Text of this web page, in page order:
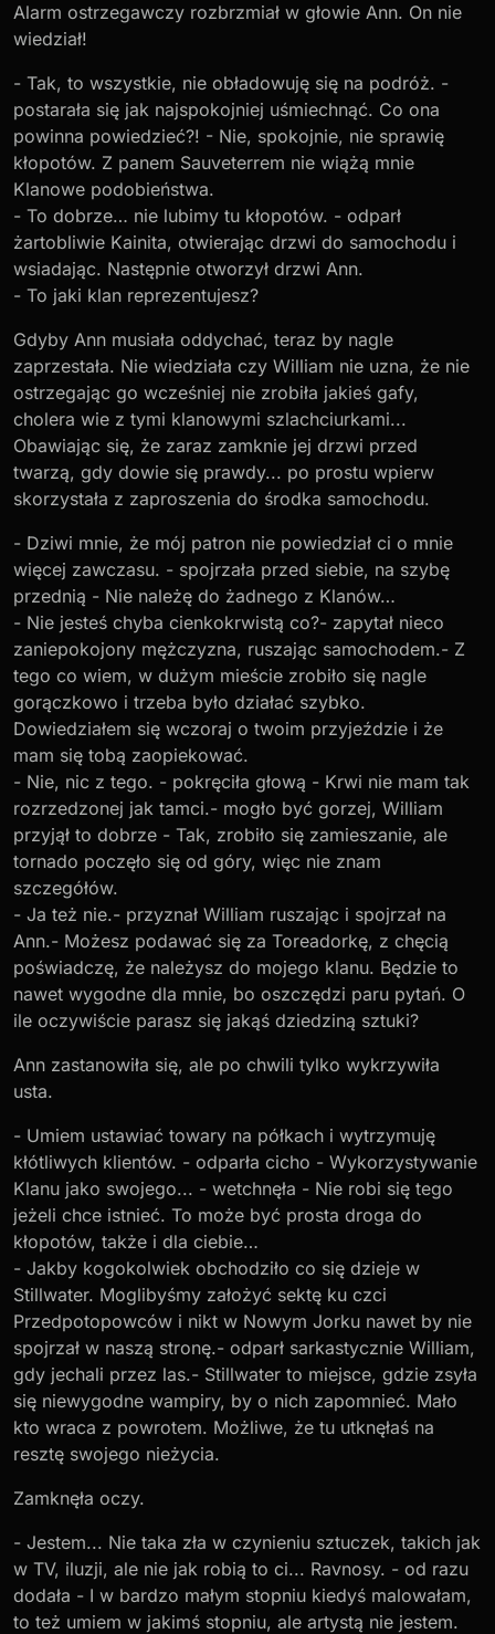
Alarm ostrzegawczy rozbrzmiał w głowie Ann. On nie
wiedział!
- Tak, to wszystkie, nie obładowuję się na podróż. -
postarała się jak najspokojniej uśmiechnąć. Co ona
powinna powiedzieć?! - Nie, spokojnie, nie sprawię
kłopotów. Z panem Sauveterrem nie wiążą mnie
Klanowe podobieństwa.
- To dobrze… nie lubimy tu kłopotów. - odparł
żartobliwie Kainita, otwierając drzwi do samochodu i
wsiadając. Następnie otworzył drzwi Ann.
- To jaki klan reprezentujesz?
Gdyby Ann musiała oddychać, teraz by nagle
zaprzestała. Nie wiedziała czy William nie uzna, że nie
ostrzegając go wcześniej nie zrobiła jakieś gafy,
cholera wie z tymi klanowymi szlachciurkami...
Obawiając się, że zaraz zamknie jej drzwi przed
twarzą, gdy dowie się prawdy... po prostu wpierw
skorzystała z zaproszenia do środka samochodu.
- Dziwi mnie, że mój patron nie powiedział ci o mnie
więcej zawczasu. - spojrzała przed siebie, na szybę
przednią - Nie należę do żadnego z Klanów…
- Nie jesteś chyba cienkokrwistą co?- zapytał nieco
zaniepokojony mężczyzna, ruszając samochodem.- Z
tego co wiem, w dużym mieście zrobiło się nagle
gorączkowo i trzeba było działać szybko.
Dowiedziałem się wczoraj o twoim przyjeździe i że
mam się tobą zaopiekować.
- Nie, nic z tego. - pokręciła głową - Krwi nie mam tak
rozrzedzonej jak tamci.- mogło być gorzej, William
przyjął to dobrze - Tak, zrobiło się zamieszanie, ale
tornado poczęło się od góry, więc nie znam
szczegółów.
- Ja też nie.- przyznał William ruszając i spojrzał na
Ann.- Możesz podawać się za Toreadorkę, z chęcią
poświadczę, że należysz do mojego klanu. Będzie to
nawet wygodne dla mnie, bo oszczędzi paru pytań. O
ile oczywiście parasz się jakąś dziedziną sztuki?
Ann zastanowiła się, ale po chwili tylko wykrzywiła
usta.
- Umiem ustawiać towary na półkach i wytrzymuję
kłótliwych klientów. - odparła cicho - Wykorzystywanie
Klanu jako swojego... - wetchnęła - Nie robi się tego
jeżeli chce istnieć. To może być prosta droga do
kłopotów, także i dla ciebie…
- Jakby kogokolwiek obchodziło co się dzieje w
Stillwater. Moglibyśmy założyć sektę ku czci
Przedpotopowców i nikt w Nowym Jorku nawet by nie
spojrzał w naszą stronę.- odparł sarkastycznie William,
gdy jechali przez las.- Stillwater to miejsce, gdzie zsyła
się niewygodne wampiry, by o nich zapomnieć. Mało
kto wraca z powrotem. Możliwe, że tu utknęłaś na
resztę swojego nieżycia.
Zamknęła oczy.
- Jestem... Nie taka zła w czynieniu sztuczek, takich jak
w TV, iluzji, ale nie jak robią to ci... Ravnosy. - od razu
dodała - I w bardzo małym stopniu kiedyś malowałam,
to też umiem w jakimś stopniu, ale artystą nie jestem.